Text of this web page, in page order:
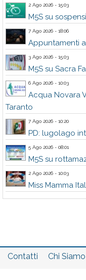
2 Ago 2026 - 15:03
M5S su
7 Ago 2026 - 18:06
Appuntamenti
3 Ago 2026 - 15:03
M5S su Sacra
6 Ago 2026 - 10:03
Acqua Novara
Taranto
7 Ago 2026 - 10:20
PD: lugolago
5 Ago 2026 - 08:01
M5S su
2 Ago 2026 - 10:03
Miss Mamma
Contatti Chi Siamo